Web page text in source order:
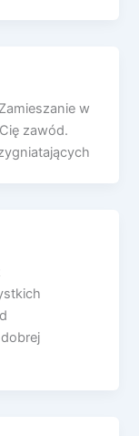
w
zawód.